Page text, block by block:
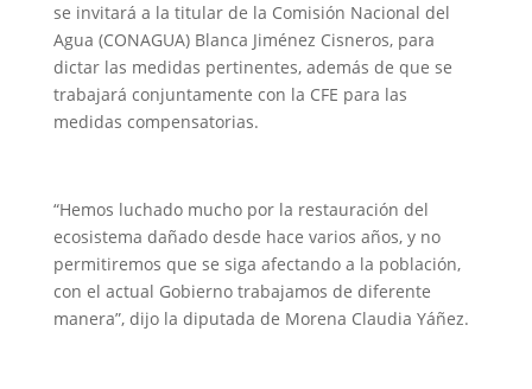
se invitará a la titular de la Comisión Nacional del
Agua (CONAGUA) Blanca Jiménez Cisneros, para
dictar las medidas pertinentes, además de que se
trabajará conjuntamente con la CFE para las
medidas compensatorias.
“Hemos luchado mucho por la restauración del
ecosistema dañado desde hace varios años, y no
permitiremos que se siga afectando a la población,
con el actual Gobierno trabajamos de diferente
manera”, dijo la diputada de Morena Claudia Yáñez.